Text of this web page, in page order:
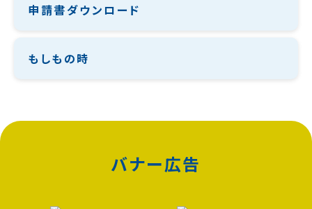
申請書ダウンロード
もしもの時
バナー広告